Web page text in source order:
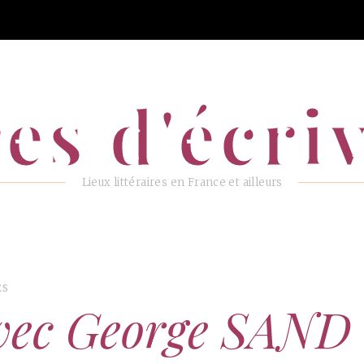
Lieux littéraires en France et ailleurs
George SAND